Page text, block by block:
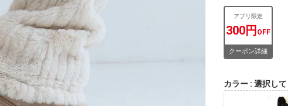
アプリ限定
300円 OFF
クーポン詳細
カラー 選択し